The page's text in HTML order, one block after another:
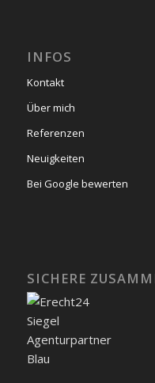
INFOS
Kontakt
Über mich
Referenzen
Neuigkeiten
Bei Google bewerten
SICHERE